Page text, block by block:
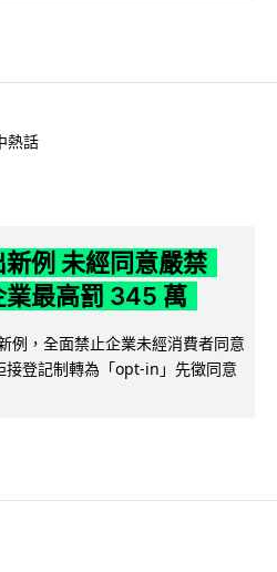
熱話
例 未經同意嚴禁
最高罰 345 萬
例，全面禁止企業未經消費者同意
登記制轉為「opt-in」先徵同意